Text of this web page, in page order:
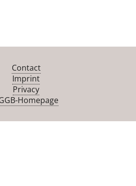
Contact
Imprint
Privacy
Homepage